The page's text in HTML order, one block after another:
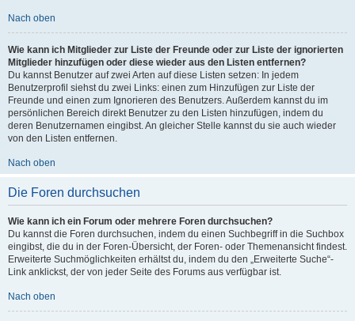
Nach oben
Wie kann ich Mitglieder zur Liste der Freunde oder zur Liste der ignorierten
Mitglieder hinzufügen oder diese wieder aus den Listen entfernen?
Du kannst Benutzer auf zwei Arten auf diese Listen setzen: In jedem
Benutzerprofil siehst du zwei Links: einen zum Hinzufügen zur Liste der
Freunde und einen zum Ignorieren des Benutzers. Außerdem kannst du im
persönlichen Bereich direkt Benutzer zu den Listen hinzufügen, indem du
deren Benutzernamen eingibst. An gleicher Stelle kannst du sie auch wieder
von den Listen entfernen.
Nach oben
Die Foren durchsuchen
Wie kann ich ein Forum oder mehrere Foren durchsuchen?
Du kannst die Foren durchsuchen, indem du einen Suchbegriff in die Suchbox
eingibst, die du in der Foren-Übersicht, der Foren- oder Themenansicht findest.
Erweiterte Suchmöglichkeiten erhältst du, indem du den „Erweiterte Suche“-
Link anklickst, der von jeder Seite des Forums aus verfügbar ist.
Nach oben